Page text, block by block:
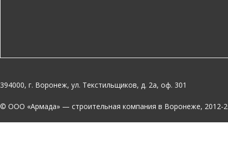
394000, г. Воронеж, ул. Текстильщиков, д. 2а, оф. 301
© OOO «Армада» — строительная компания в Воронеже, 2012-